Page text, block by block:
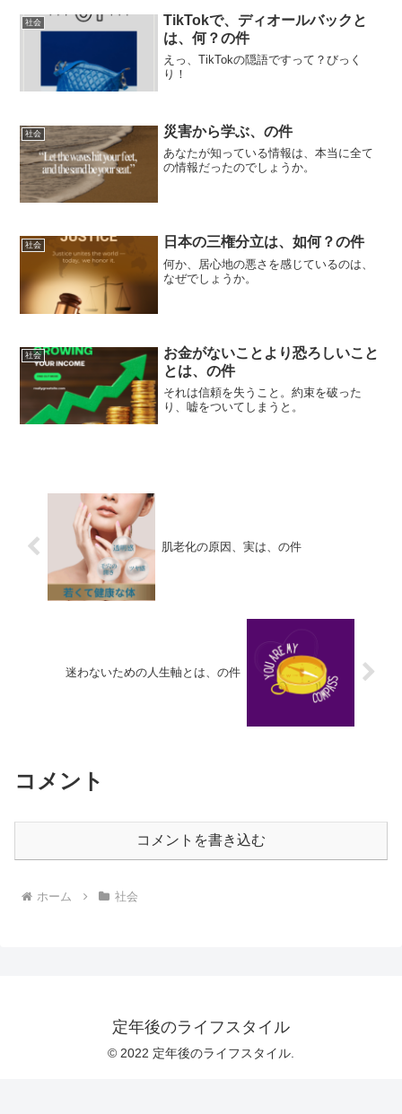
社会
TikTokで、ディオールバックと
は、何？の件
えっ、TikTokの隠語ですって？びっく
り！
社会 災害から学ぶ、の件
あなたが知っている情報は、本当に全て
の情報だったのでしょうか。
社会 日本の三権分立は、如何？の件
何か、居心地の悪さを感じているのは、
なぜでしょうか。
社会
お金がないことより恐ろしいこと
とは、の件
それは信頼を失うこと。約束を破った
り、嘘をついてしまうと。
肌老化の原因、実は、の件
迷わないための人生軸とは、の件
コメント
コメントを書き込む
ホーム 社会
定年後のライフスタイル
© 2022 定年後のライフスタイル.